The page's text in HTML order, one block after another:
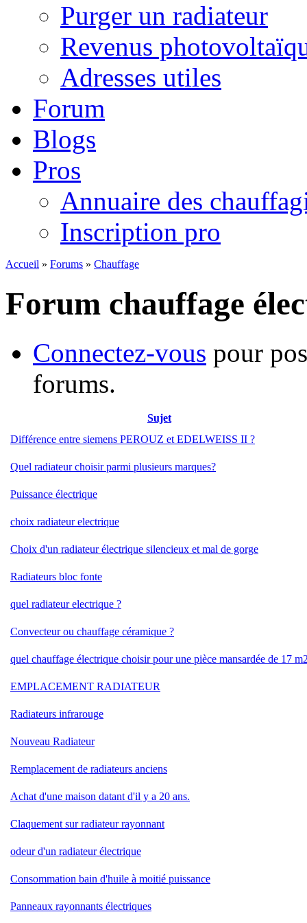
Purger un radiateur
Revenus
Adresses utiles
Forum
Blogs
Pros
Annuaire des
Inscription pro
Accueil » Forums » Chauffage
Forum chauffage
Connectez-vous pour
forums.
Sujet
Différence entre siemens PEROUZ et EDELWEISS II ?
Quel radiateur choisir parmi plusieurs marques?
Puissance électrique
choix radiateur electrique
Choix d'un radiateur électrique silencieux et mal de gorge
Radiateurs bloc fonte
quel radiateur electrique ?
Convecteur ou chauffage céramique ?
quel chauffage électrique choisir pour une pièce mansardée de 17
EMPLACEMENT RADIATEUR
Radiateurs infrarouge
Nouveau Radiateur
Remplacement de radiateurs anciens
Achat d'une maison datant d'il y a 20 ans.
Claquement sur radiateur rayonnant
odeur d'un radiateur électrique
Consommation bain d'huile à moitié puissance
Panneaux rayonnants électriques